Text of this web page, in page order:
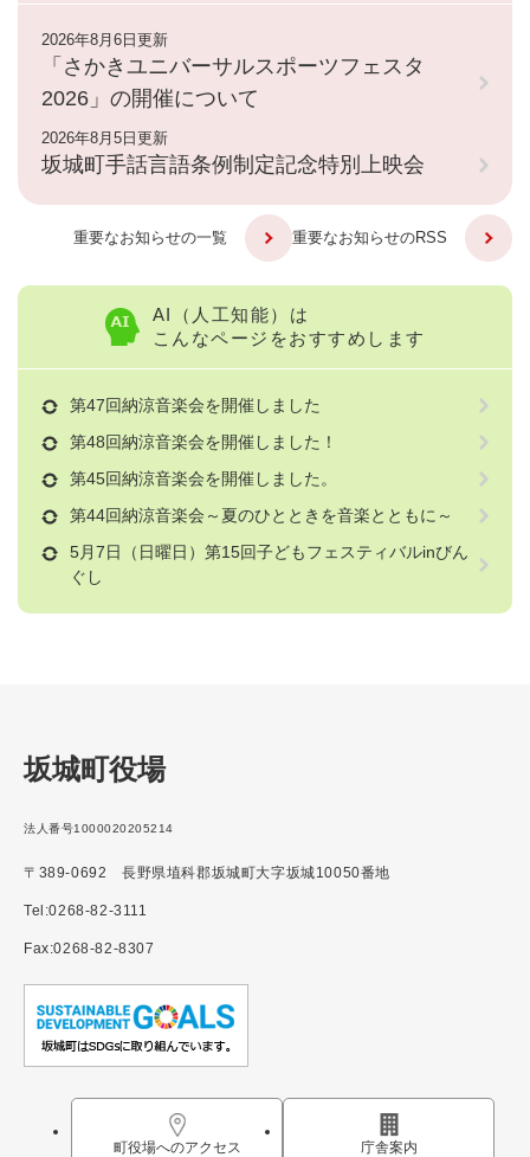
2026年8月6日更新
「さかきユニバーサルスポーツフェスタ
2026」の開催について
2026年8月5日更新
坂城町手話言語条例制定記念特別上映会
重要なお知らせの一覧 重要なお知らせのRSS
AI（人工知能）は
こんなページをおすすめします
第47回納涼音楽会を開催しました
第48回納涼音楽会を開催しました！
第45回納涼音楽会を開催しました。
第44回納涼音楽会～夏のひとときを音楽とともに～
5月7日（日曜日）第15回子どもフェスティバルinびん
ぐし
坂城町役場
法人番号1000020205214
〒389-0692 長野県埴科郡坂城町大字坂城10050番地
Tel:0268-82-3111
Fax:0268-82-8307
町役場へのアクセス 庁舎案内